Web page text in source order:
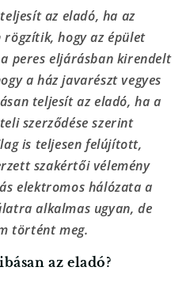
az eladó, ha az
rögzítik, hogy az épület
peres eljárásban kirendelt
a ház javarészt vegyes
teljesít az eladó, ha a
szerződése szerint
is teljesen felújított,
szakértői vélemény
elektromos hálózata a
alkalmas ugyan, de
történt meg.
az eladó?